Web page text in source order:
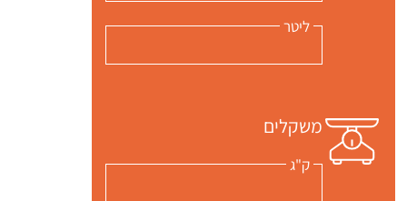
ליטר
משקלים
ק"ג